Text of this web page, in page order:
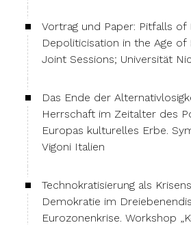
Vortrag und Paper: Pitfalls of
Depoliticisation in the Age of
Joint Sessions; Universität
Das Ende der
Herrschaft im Zeitalter des
Europas kulturelles Erbe.
Vigoni Italien
Technokratisierung als
Demokratie im
Eurozonenkrise. Workshop